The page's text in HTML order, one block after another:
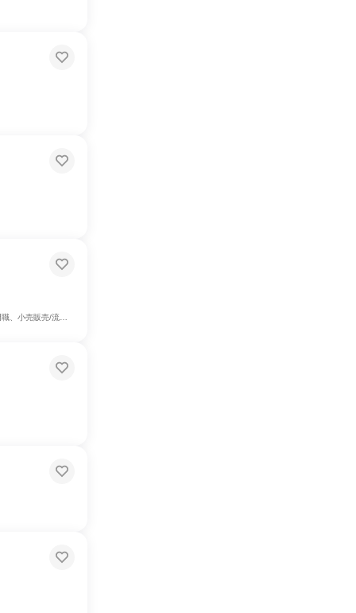
フィス・事務・受付、総務